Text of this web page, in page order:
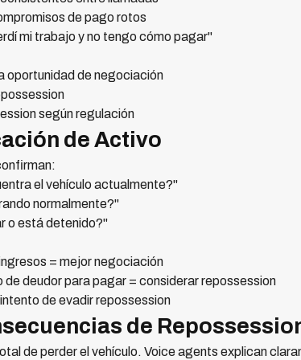
de pago rotos
mi trabajo y no tengo cómo pagar"
oportunidad de negociación
según regulación
de Activo
el vehículo actualmente?"
normalmente?"
o está detenido?"
= mejor negociación
deudor para pagar = considerar repossession
de evadir repossession
de
de perder el vehículo. Voice agents explican